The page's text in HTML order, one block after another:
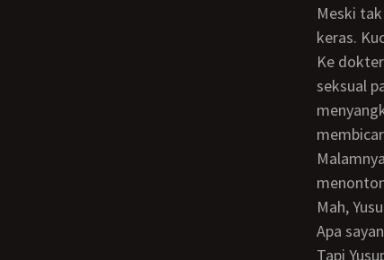
Meski
keras.
Ke dokter tentu aku malu. Bahkan aku tak pernah ngomong sesuatu yang berbau
seksual
Malamnya, aku sedang membaca majalah sedang mama merajut. Mama melarangku
Mah,
Apa
Tapi